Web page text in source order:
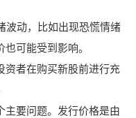
波动，比如出现恐慌情绪
可能受到影响。
资者在购买新股前进行充
主要问题。发行价格是由